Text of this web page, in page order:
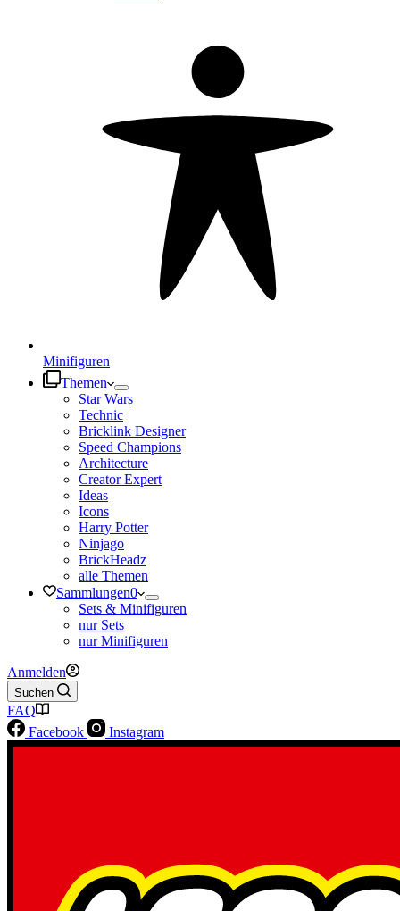
Minifiguren
Themen
Star Wars
Technic
Bricklink Designer
Speed Champions
Architecture
Creator Expert
Ideas
Icons
Harry Potter
Ninjago
BrickHeadz
alle Themen
Sammlungen0
Sets & Minifiguren
nur Sets
nur Minifiguren
Anmelden
Suchen
FAQ
Facebook
Instagram